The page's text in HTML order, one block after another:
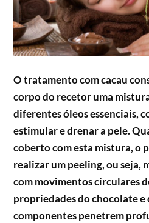
O tratamento com cacau
corpo do recetor uma
diferentes óleos essenciais,
estimular e drenar a pele.
coberto com esta mistura, o
realizar um peeling, ou seja,
com movimentos circulares
propriedades do chocolate e
componentes penetrem